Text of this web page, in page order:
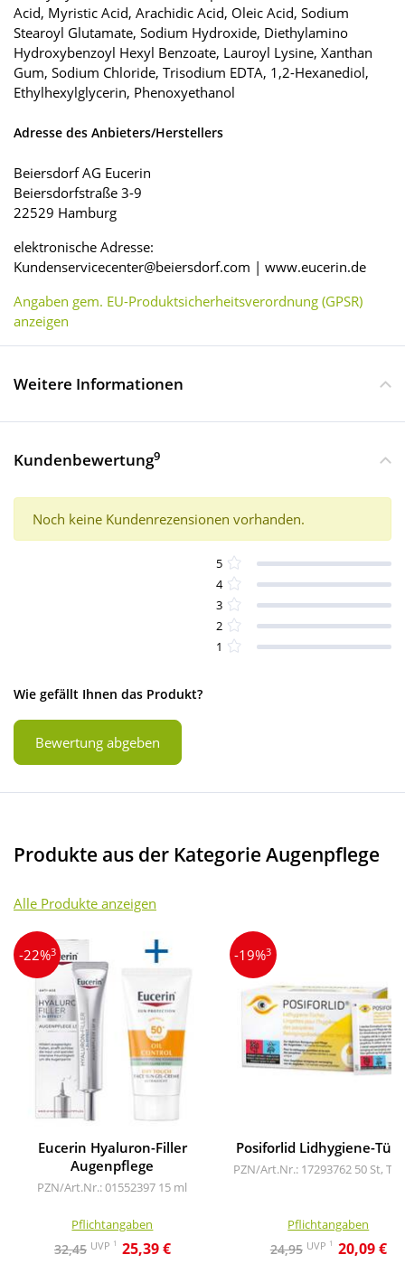
Acid, Myristic Acid, Arachidic Acid, Oleic Acid, Sodium
Stearoyl Glutamate, Sodium Hydroxide, Diethylamino
Hydroxybenzoyl Hexyl Benzoate, Lauroyl Lysine, Xanthan
Gum, Sodium Chloride, Trisodium EDTA, 1,2-Hexanediol,
Ethylhexylglycerin, Phenoxyethanol
Adresse des Anbieters/Herstellers
Beiersdorf AG Eucerin
Beiersdorfstraße 3-9
22529 Hamburg
elektronische Adresse:
Kundenservicecenter@beiersdorf.com | www.eucerin.de
Angaben gem. EU-Produktsicherheitsverordnung (GPSR)
anzeigen
Weitere Informationen
Kundenbewertung9
Noch keine Kundenrezensionen vorhanden.
5
4
3
2
1
Wie gefällt Ihnen das Produkt?
Bewertung abgeben
Produkte aus der Kategorie Augenpflege
Alle Produkte anzeigen
-22%3
Eucerin Hyaluron-Filler
Augenpflege
PZN/Art.Nr.: 01552397 15 ml
Pflichtangaben
32,45 UVP 1 25,39 €
-19%3
Posiforlid Lidhygiene-
PZN/Art.Nr.: 17293762 50 St,
Pflichtangaben
24,95 UVP 1 20,09 €